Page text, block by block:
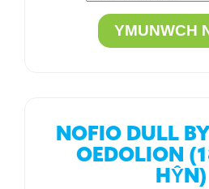
NOFIO DULL
OEDOLION
HŶN)